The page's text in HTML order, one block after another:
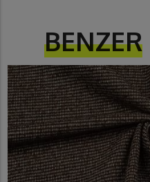
BENZER